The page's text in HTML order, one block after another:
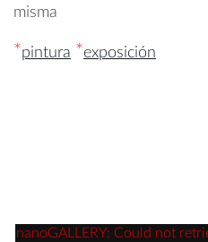
misma
*pintura *exposición
nanoGALLERY: Could not